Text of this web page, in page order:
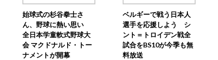
始球式の杉谷拳士さ
ん、野球に熱い思い
全日本学童軟式野球大
会 マクドナルド・トー
ナメントが開幕
ベルギーで戦う日本人
選手を応援しよう シ
ント＝トロイデン戦全
試合をBS10が今季も無
料放送